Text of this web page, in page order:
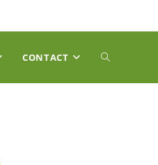
CONTACT TOGGLE